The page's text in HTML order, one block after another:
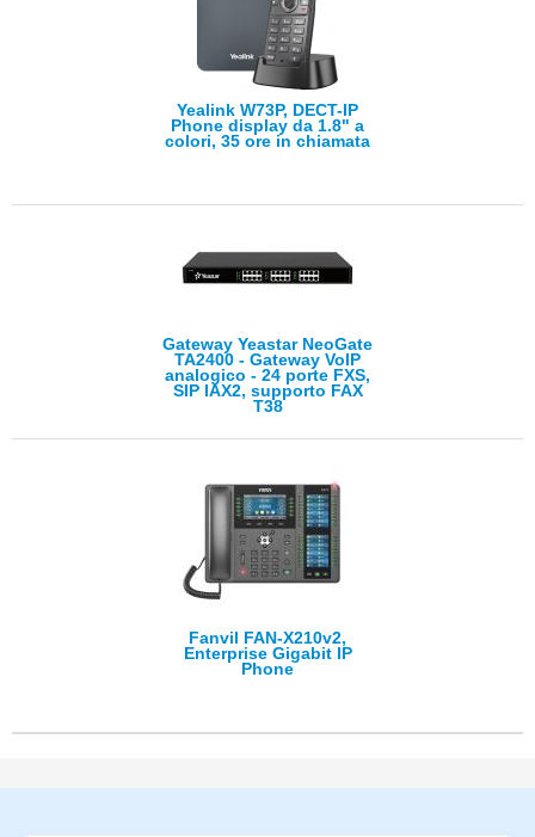
Yealink W73P, DECT-IP
Phone display da 1.8" a
colori, 35 ore in chiamata
Gateway Yeastar NeoGate
TA2400 - Gateway VoIP
analogico - 24 porte FXS,
SIP IAX2, supporto FAX
T38
Fanvil FAN-X210v2,
Enterprise Gigabit IP
Phone